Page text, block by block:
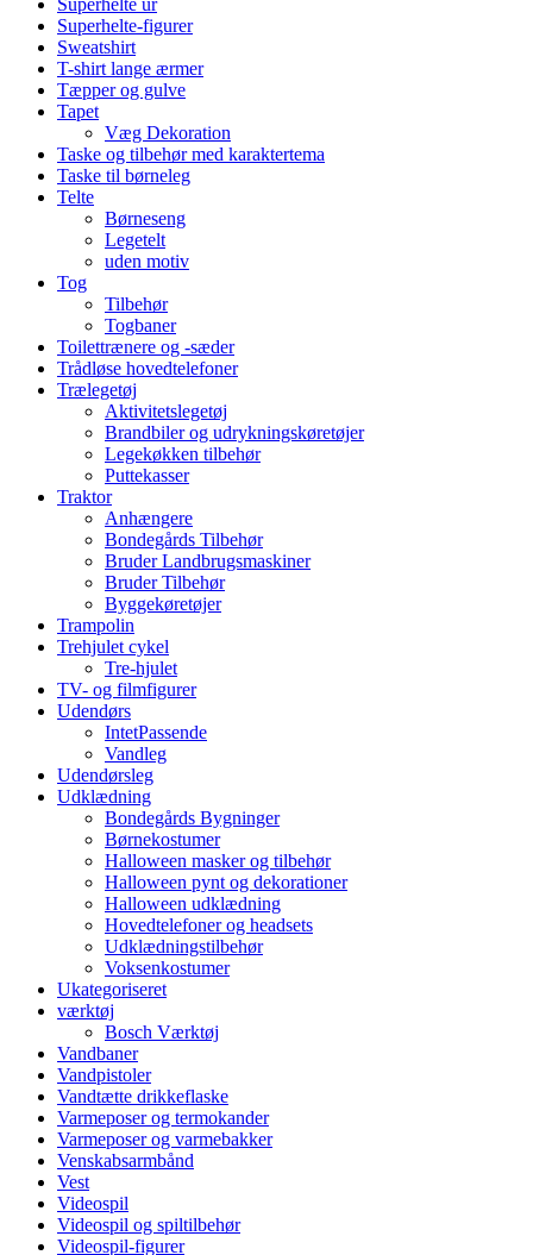
Superhelte ur
Superhelte-figurer
Sweatshirt
T-shirt lange ærmer
Tæpper og gulve
Tapet
Væg Dekoration
Taske og tilbehør med karaktertema
Taske til børneleg
Telte
Børneseng
Legetelt
uden motiv
Tog
Tilbehør
Togbaner
Toilettrænere og -sæder
Trådløse hovedtelefoner
Trælegetøj
Aktivitetslegetøj
Brandbiler og udrykningskøretøjer
Legekøkken tilbehør
Puttekasser
Traktor
Anhængere
Bondegårds Tilbehør
Bruder Landbrugsmaskiner
Bruder Tilbehør
Byggekøretøjer
Trampolin
Trehjulet cykel
Tre-hjulet
TV- og filmfigurer
Udendørs
IntetPassende
Vandleg
Udendørsleg
Udklædning
Bondegårds Bygninger
Børnekostumer
Halloween masker og tilbehør
Halloween pynt og dekorationer
Halloween udklædning
Hovedtelefoner og headsets
Udklædningstilbehør
Voksenkostumer
Ukategoriseret
værktøj
Bosch Værktøj
Vandbaner
Vandpistoler
Vandtætte drikkeflaske
Varmeposer og termokander
Varmeposer og varmebakker
Venskabsarmbånd
Vest
Videospil
Videospil og spiltilbehør
Videospil-figurer